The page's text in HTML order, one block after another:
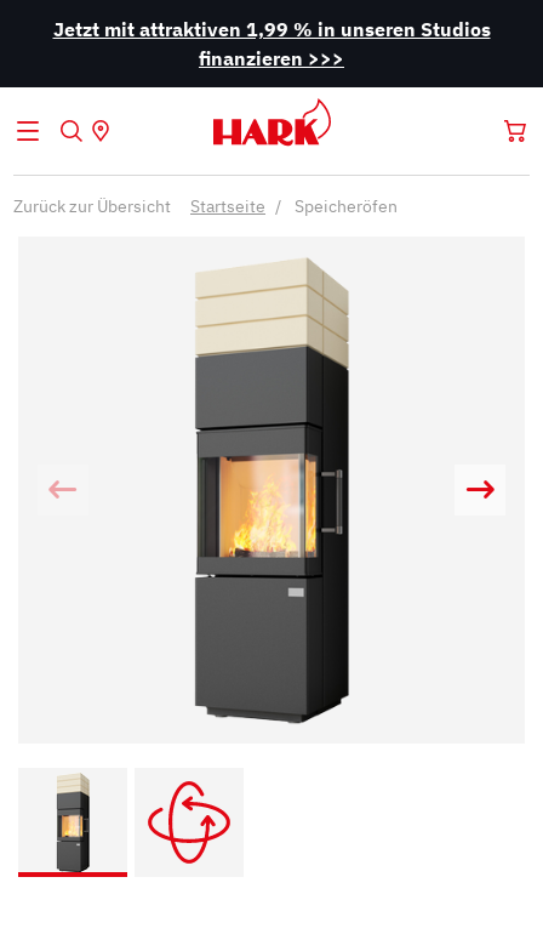
Jetzt mit attraktiven 1,99 % in unseren Studios
finanzieren >>>
Zurück zur Übersicht Startseite Speicheröfen